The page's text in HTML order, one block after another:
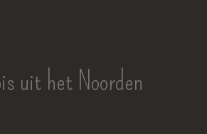
uit het Noorden